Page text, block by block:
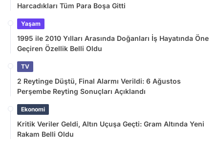
Harcadıkları Tüm Para Boşa Gitti
Yaşam
1995 ile 2010 Yılları Arasında Doğanları İş Hayatında Öne
Geçiren Özellik Belli Oldu
TV
2 Reytinge Düştü, Final Alarmı Verildi: 6 Ağustos
Perşembe Reyting Sonuçları Açıklandı
Ekonomi
Kritik Veriler Geldi, Altın Uçuşa Geçti: Gram Altında Yeni
Rakam Belli Oldu